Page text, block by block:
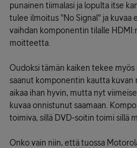
punainen tiimalasi ja lopulta itse
tulee ilmoitus "No Signal" ja kuvaa
vaihdan komponentin tilalle
moitteetta.
Oudoksi tämän kaiken tekee myös
saanut komponentin kautta kuvan
aikaa ihan hyvin, mutta nyt
kuvaa onnistunut saamaan.
toimiva, sillä DVD-soitin toimi sillä
Onko vain niin, että tuossa